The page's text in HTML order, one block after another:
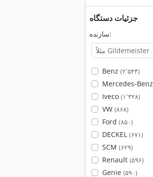
جزئیات دستگاه
سازنده:
Benz (۲٬۵۴۴)
Mercedes-Benz
Iveco (۱٬۳۲۸)
VW (۸۶۸)
Ford (۸۵۰)
DECKEL (۶۷۱)
SCM (۶۲۹)
Renault (۵۹۶)
Genie (۵۹۰)